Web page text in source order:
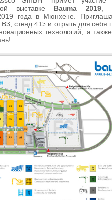
выставке Bauma 2019,
года в Мюнхене.
стенд 413 и отрыть для себя
технологий, а также